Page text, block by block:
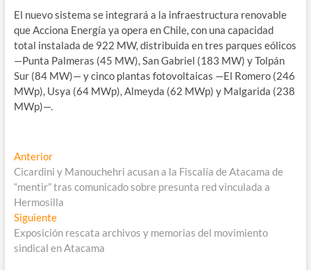
El nuevo sistema se integrará a la infraestructura renovable
que Acciona Energía ya opera en Chile, con una capacidad
total instalada de 922 MW, distribuida en tres parques eólicos
—Punta Palmeras (45 MW), San Gabriel (183 MW) y Tolpán
Sur (84 MW)— y cinco plantas fotovoltaicas —El Romero (246
MWp), Usya (64 MWp), Almeyda (62 MWp) y Malgarida (238
MWp)—.
Navegación
de
entradas
AnteriorEntrada
anterior:
Cicardini y Manouchehri acusan a la Fiscalía de Atacama de
“mentir” tras comunicado sobre presunta red vinculada a
Hermosilla
SiguienteEntrada
siguiente:
Exposición rescata archivos y memorias del movimiento
sindical en Atacama